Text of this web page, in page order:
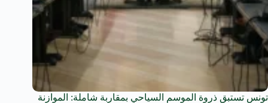
تونس تستبق ذروة الموسم السياحي بمقاربة شاملة: الموازنة